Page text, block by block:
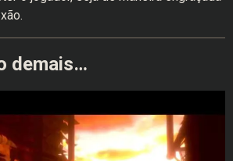
demais…